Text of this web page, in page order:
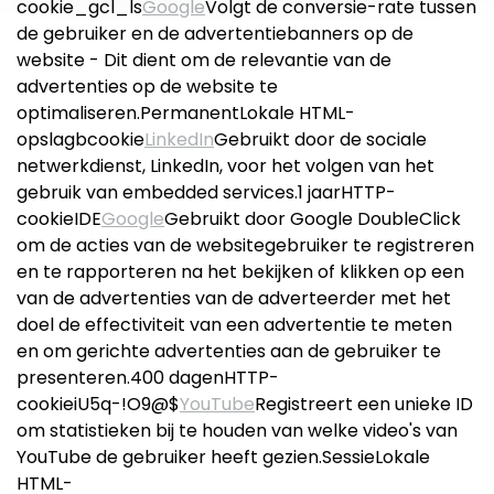
cookie_gcl_lsGoogleVolgt de conversie-rate tussen
de gebruiker en de advertentiebanners op de
website - Dit dient om de relevantie van de
advertenties op de website te
optimaliseren.PermanentLokale HTML-
opslagbcookieLinkedInGebruikt door de sociale
netwerkdienst, LinkedIn, voor het volgen van het
gebruik van embedded services.1 jaarHTTP-
cookieIDEGoogleGebruikt door Google DoubleClick
om de acties van de websitegebruiker te registreren
en te rapporteren na het bekijken of klikken op een
van de advertenties van de adverteerder met het
doel de effectiviteit van een advertentie te meten
en om gerichte advertenties aan de gebruiker te
presenteren.400 dagenHTTP-
cookieiU5q-!O9@$YouTubeRegistreert een unieke ID
om statistieken bij te houden van welke video's van
YouTube de gebruiker heeft gezien.SessieLokale
HTML-